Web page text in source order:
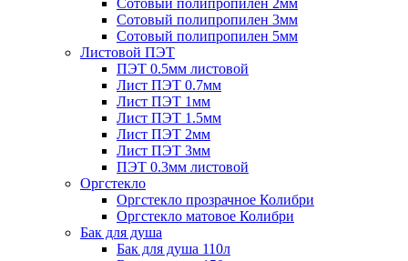
Сотовый полипропилен 2мм
Сотовый полипропилен 3мм
Сотовый полипропилен 5мм
Листовой ПЭТ
ПЭТ 0.5мм листовой
Лист ПЭТ 0.7мм
Лист ПЭТ 1мм
Лист ПЭТ 1.5мм
Лист ПЭТ 2мм
Лист ПЭТ 3мм
ПЭТ 0.3мм листовой
Оргстекло
Оргстекло прозрачное Колибри
Оргстекло матовое Колибри
Бак для душа
Бак для душа 110л